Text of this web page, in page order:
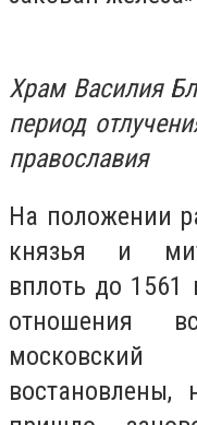
Храм Василия
период
православия
На положении
князья и
вплоть до 1561
отношения